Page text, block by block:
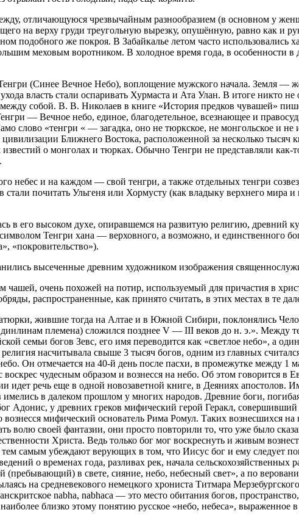
отличающуюся чрезвычайным разнообразием (в основном у
на верху груди треугольную вырезку, опушённую, равно как и
подобного же покроя. В Забайкалье летом часто
меховым воротником. В холодное время года, в
(Синее Вечное Небо), воплощение мужского начала. Земля —
власть стали оспаривать Хурмаста и Ата Улан. В итоге никто
собой. В. В. Николаев в книге «История предков чувашей»
— Вечное небо, единое, благодетельное, всезнающее и
слово «тенгри « — загадка, оно не тюркское, не монгольское и
Ближнего Востока, расположенной за несколько тысяч
известий о монголах и тюрках. Обычно Тенгри не представляли
небес и на каждом — свой тенгри, а также отдельных тенгри
стали почитать Ульгеня или Хормусту (как владыку верхнего мира
в его высоком духе, опиравшемся на развитую религию,
Тенгри хана — верховного, а возможно, и единственного
«покровительство»).
высеченные древним художником изображения
чашей, очень похожей на потир, используемый для причастия в
распространенные, как принято считать, в этих местах в те
жившие тогда на Алтае и в Южной Сибири, поклонялись
племена) сложился позднее V — III веков до н. э.». Между
семьи богов Зевс, его имя переводится как «светлое небо», а
религия насчитывала свыше 3 тысяч богов, одним из главных
Он отмечается на 40-й день после пасхи, в промежутке между 1
чудесным образом и вознесся на небо. Об этом говорится в
идет речь еще в одной новозаветной книге, в Деяниях апостолов.
в далеком прошлом у многих народов. Древние боги,
Адонис, у древних греков мифический герой Геракл, совершивший
мифический основатель Рима Ромул. Таких вознесшихся
волю своей фантазии, они просто повторили то, что уже было
Христа. Ведь только бог мог воскреснуть и живым
самым убеждают верующих в том, что Иисус бог и ему следует
о временах года, разливах рек, начала сельскохозяйственных
в свете, сияние, небо, небесный свет», а по
на средне­векового немецкого хрониста Титмара
nabha, nabhaca — это место обитания богов,
близко этому понятию русское «небо, небеса», выражен­ное